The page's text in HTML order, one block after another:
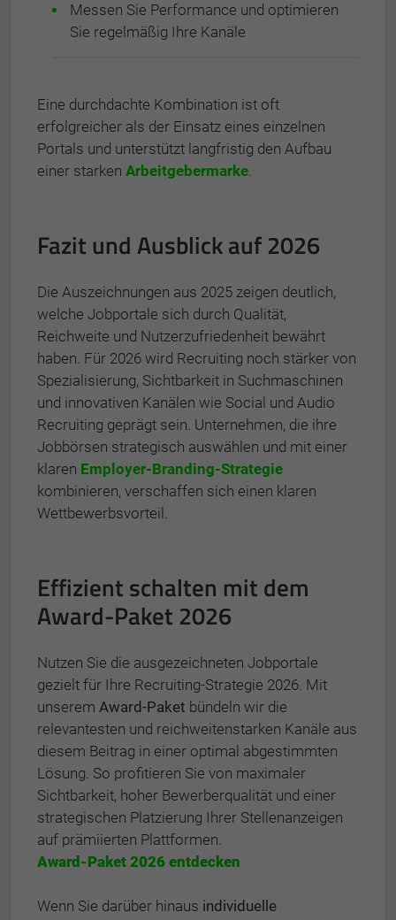
Messen Sie Performance und optimieren
Sie regelmäßig Ihre Kanäle
Eine durchdachte Kombination ist oft
erfolgreicher als der Einsatz eines einzelnen
Portals und unterstützt langfristig den Aufbau
einer starken Arbeitgebermarke.
Fazit und Ausblick auf 2026
Die Auszeichnungen aus 2025 zeigen deutlich,
welche Jobportale sich durch Qualität,
Reichweite und Nutzerzufriedenheit bewährt
haben. Für 2026 wird Recruiting noch stärker von
Spezialisierung, Sichtbarkeit in Suchmaschinen
und innovativen Kanälen wie Social und Audio
Recruiting geprägt sein. Unternehmen, die ihre
Jobbörsen strategisch auswählen und mit einer
klaren Employer-Branding-Strategie
kombinieren, verschaffen sich einen klaren
Wettbewerbsvorteil.
Effizient schalten mit dem
Award-Paket 2026
Nutzen Sie die ausgezeichneten Jobportale
gezielt für Ihre Recruiting-Strategie 2026. Mit
unserem Award-Paket bündeln wir die
relevantesten und reichweitenstarken Kanäle aus
diesem Beitrag in einer optimal abgestimmten
Lösung. So profitieren Sie von maximaler
Sichtbarkeit, hoher Bewerberqualität und einer
strategischen Platzierung Ihrer Stellenanzeigen
auf prämiierten Plattformen.
Award-Paket 2026 entdecken
Wenn Sie darüber hinaus individuelle